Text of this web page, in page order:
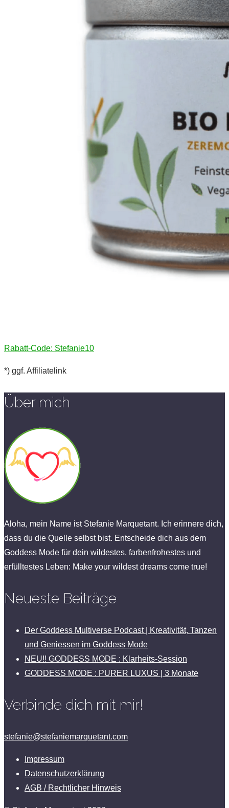
Rabatt-Code: Stefanie10
*) ggf. Affiliatelink
Über mich
Aloha, mein Name ist Stefanie Marquetant. Ich erinnere dich,
dass du die Quelle selbst bist. Entscheide dich aus dem
Goddess Mode für dein wildestes, farbenfrohestes und
erfülltestes Leben: Make your wildest dreams come true!
Neueste Beiträge
Der Goddess Multiverse Podcast | Kreativität, Tanzen
und Geniessen im Goddess Mode
NEU!! GODDESS MODE : Klarheits-Session
GODDESS MODE : PURER LUXUS | 3 Monate
Verbinde dich mit mir!
stefanie@stefaniemarquetant.com
Impressum
Datenschutzerklärung
AGB / Rechtlicher Hinweis